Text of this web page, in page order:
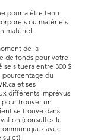
pourra être tenu
ou matériels
matériel.
de la
de fonds pour votre
situera entre 300 $
pourcentage du
et ses
différents imprévus
trouver un
se trouve dans
(consultez le
avec
sujet).